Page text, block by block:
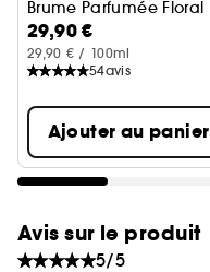
Brume Parfumée Floral
29,90 €
29,90 € / 100ml
54avis
Ajouter au panier
Avis sur le produit
5/5